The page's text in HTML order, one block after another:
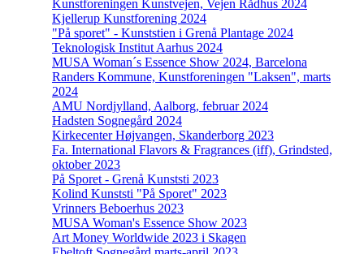
Kunstforeningen Kunstvejen, Vejen Rådhus 2024
Kjellerup Kunstforening 2024
"På sporet" - Kunststien i Grenå Plantage 2024
Teknologisk Institut Aarhus 2024
MUSA Woman´s Essence Show 2024, Barcelona
Randers Kommune, Kunstforeningen "Laksen", marts
2024
AMU Nordjylland, Aalborg, februar 2024
Hadsten Sognegård 2024
Kirkecenter Højvangen, Skanderborg 2023
Fa. International Flavors & Fragrances (iff), Grindsted,
oktober 2023
På Sporet - Grenå Kunststi 2023
Kolind Kunststi "På Sporet" 2023
Vrinners Beboerhus 2023
MUSA Woman's Essence Show 2023
Art Money Worldwide 2023 i Skagen